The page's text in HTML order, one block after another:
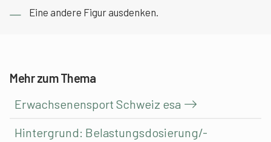
Eine andere Figur ausdenken.
Mehr zum Thema
Erwachsenensport Schweiz esa
Hintergrund: Belastungsdosierung/-